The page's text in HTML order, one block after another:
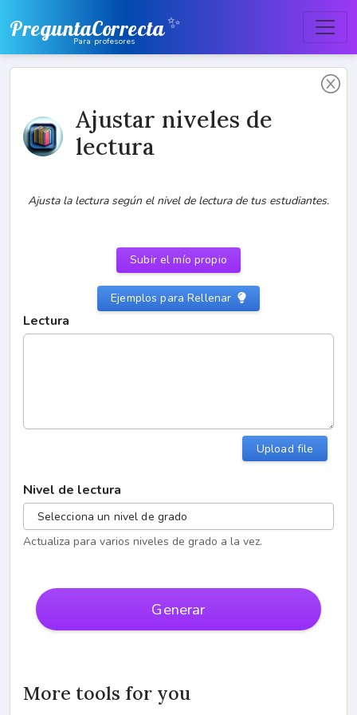
PreguntaCorrecta✨
Para profesores
Ajustar niveles de
lectura
Ajusta la lectura según el nivel de lectura de tus estudiantes.
Subir el mío propio
Ejemplos para Rellenar
Lectura
Upload file
Nivel de lectura
Selecciona un nivel de grado
Actualiza para varios niveles de grado a la vez.
Generar
More tools for you